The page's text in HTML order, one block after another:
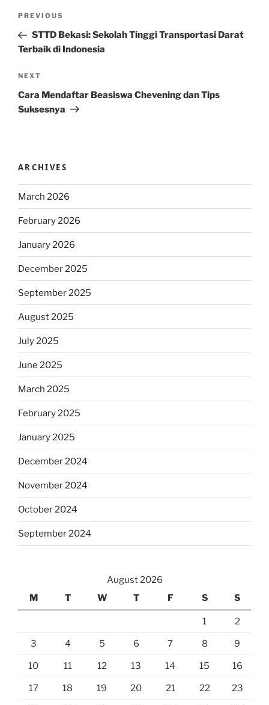
Previous
Post
PREVIOUS
STTD Bekasi: Sekolah Tinggi Transportasi Darat
Terbaik di Indonesia
Next
Post
NEXT
Cara Mendaftar Beasiswa Chevening dan Tips
Suksesnya
ARCHIVES
March 2026
February 2026
January 2026
December 2025
September 2025
August 2025
July 2025
June 2025
March 2025
February 2025
January 2025
December 2024
November 2024
October 2024
September 2024
August 2026
M
T W T F S S
1 2
3 4 5 6 7 8 9
10 11 12 13 14 15 16
17 18 19 20 21 22 23